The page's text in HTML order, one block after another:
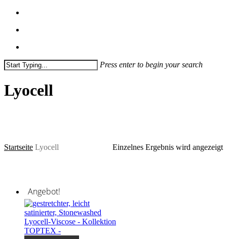
Press enter to begin your search
Search
Lyocell
Einzelnes Ergebnis wird angezeigt
Startseite Lyocell
Angebot!